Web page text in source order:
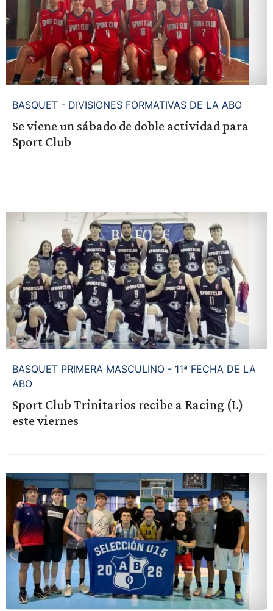
BASQUET - DIVISIONES FORMATIVAS DE LA ABO
Se viene un sábado de doble actividad para
Sport Club
BASQUET PRIMERA MASCULINO - 11ª FECHA DE LA
ABO
Sport Club Trinitarios recibe a Racing (L)
este viernes